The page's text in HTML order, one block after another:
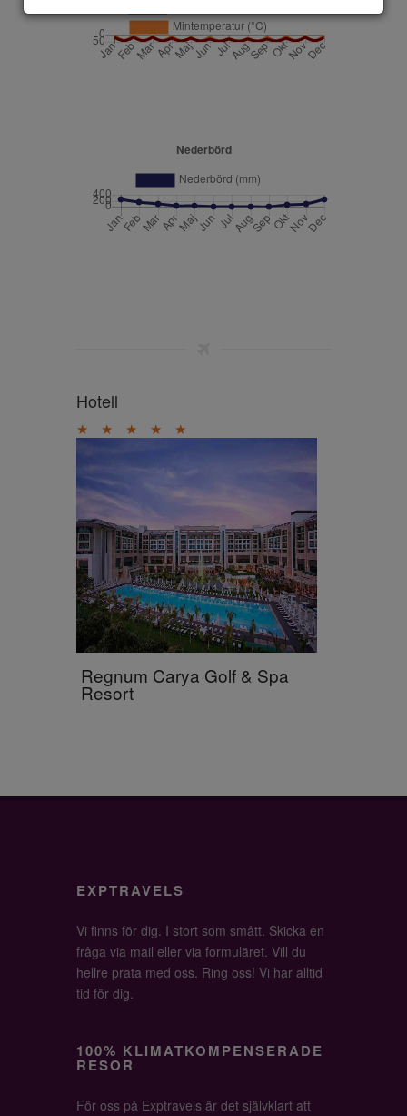
Hotell
★ ★ ★ ★ ★
Regnum Carya Golf & Spa
Resort
EXPTRAVELS
Vi finns för dig. I stort som smått. Skicka en
fråga via mail eller via formuläret. Vill du
hellre prata med oss. Ring oss! Vi har alltid
tid för dig.
100% KLIMATKOMPENSERADE
RESOR
För oss på Exptravels är det självklart att